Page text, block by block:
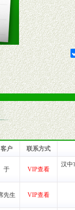
作一定
品给予
咨询中
疑问。
性产品
理妥
客户 联系方式
于 VIP查看
汉中
先生 VIP查看